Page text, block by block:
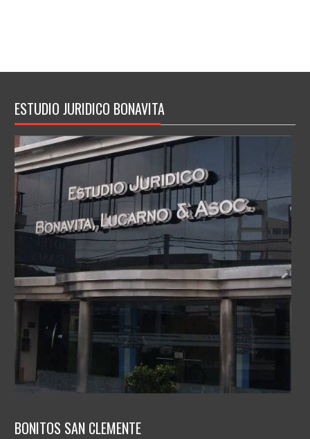
ESTUDIO JURIDICO BONAVITA
BONITOS SAN CLEMENTE